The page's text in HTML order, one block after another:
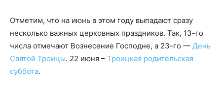
Отметим, что на июнь в этом году выпадают сразу
несколько важных церковных праздников. Так, 13-го
числа отмечают Вознесение Господне, а 23-го — День
Святой Троицы. 22 июня – Троицкая родительская
суббота.